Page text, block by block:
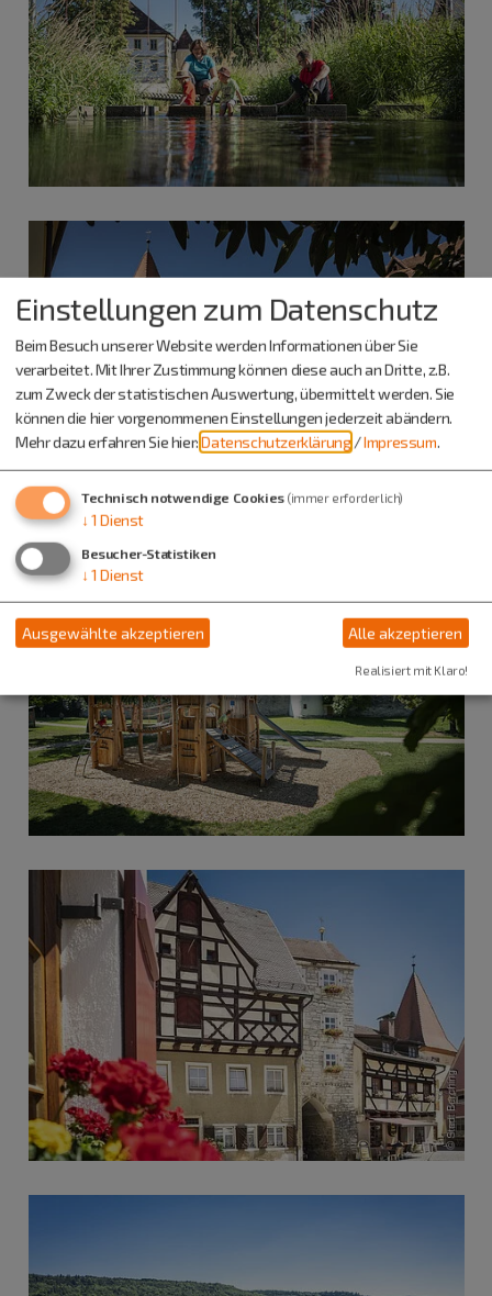
Einstellungen zum Datenschutz
Beim Besuch unserer Website werden Informationen über Sie
verarbeitet. Mit Ihrer Zustimmung können diese auch an Dritte, z.B.
zum Zweck der statistischen Auswertung, übermittelt werden. Sie
können die hier vorgenommenen Einstellungen jederzeit abändern.
Mehr dazu erfahren Sie hier:Datenschutzerklärung /Impressum.
Technisch notwendige Cookies (immer erforderlich)
↓ 1 Dienst
Besucher-Statistiken
↓ 1 Dienst
Ausgewählte akzeptieren Alle akzeptieren
Realisiert mit Klaro!